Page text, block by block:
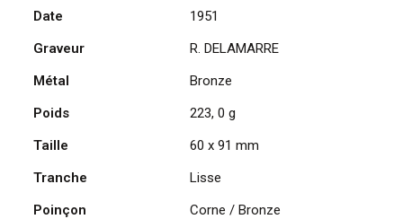
Histoire
Paris
par
Delamarre
Date
1951
Graveur
R. DELAMARRE
Métal
Bronze
Poids
223, 0 g
Taille
60 x 91 mm
Tranche
Lisse
Poinçon
Corne / Bronze